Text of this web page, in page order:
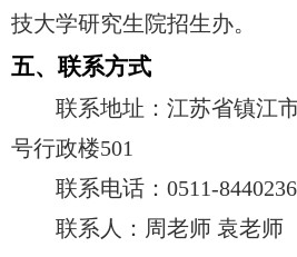
技大学研究生院招生办。
五、联系方式
联系地址：江苏省镇江
号行政楼501
联系电话：0511-
联系人：周老师 袁老师